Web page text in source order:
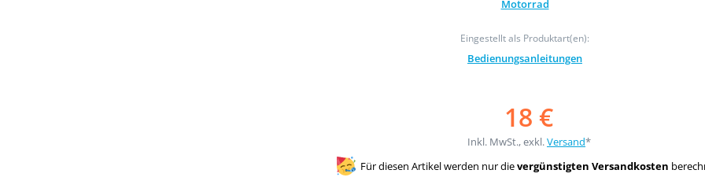
Motorrad
Eingestellt als Produktart(en):
Bedienungsanleitungen
18 €
Inkl. MwSt., exkl.Versand*
Für diesen Artikel werden nur dievergünstigten Versandkosten